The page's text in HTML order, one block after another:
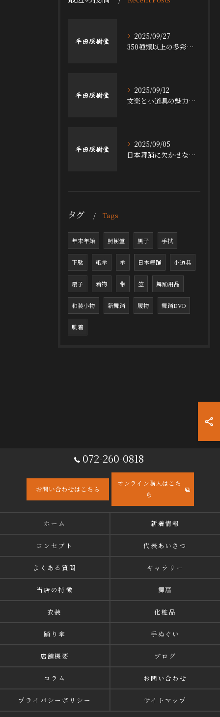
2025/09/27
350種類以上の多彩な舞台小道具の魅力
2025/09/12
文楽と小道具の魅力探求
2025/09/05
日本舞踊に欠かせない小道具の魅力
タグ Tags
年末年始 照樹堂 黒子 手拭
下駄 紙傘 傘 日本舞踊 小道具
扇子 着物 帯 笠 舞踊用品
和装小物 新舞踊 履物 舞踊DVD
肌着
072-260-0818
お問い合わせはこちら
オンライン購入はこち
ら
ホーム 新着情報
コンセプト 代表あいさつ
よくある質問 ギャラリー
当店の特徴 舞扇
衣装 化粧品
踊り傘 手ぬぐい
店舗概要 ブログ
コラム お問い合わせ
プライバシーポリシー サイトマップ